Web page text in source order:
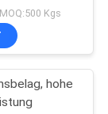
15
für
Kgs
hohe